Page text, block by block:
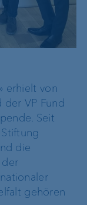
erhielt von
der VP Fund
Seit
die
gehören